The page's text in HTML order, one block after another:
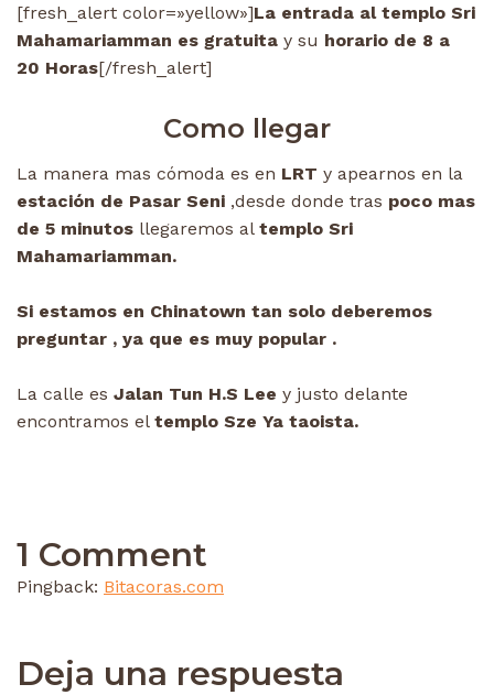
[fresh_alert color=»yellow»]La entrada al templo Sri
Mahamariamman es gratuita y su horario de 8 a
20 Horas[/fresh_alert]
Como llegar
La manera mas cómoda es en LRT y apearnos en la
estación de Pasar Seni ,desde donde tras poco mas
de 5 minutos llegaremos al templo Sri
Mahamariamman.
Si estamos en Chinatown tan solo deberemos
preguntar , ya que es muy popular .
La calle es Jalan Tun H.S Lee y justo delante
encontramos el templo Sze Ya taoista.
1 Comment
Pingback: Bitacoras.com
Deja una respuesta